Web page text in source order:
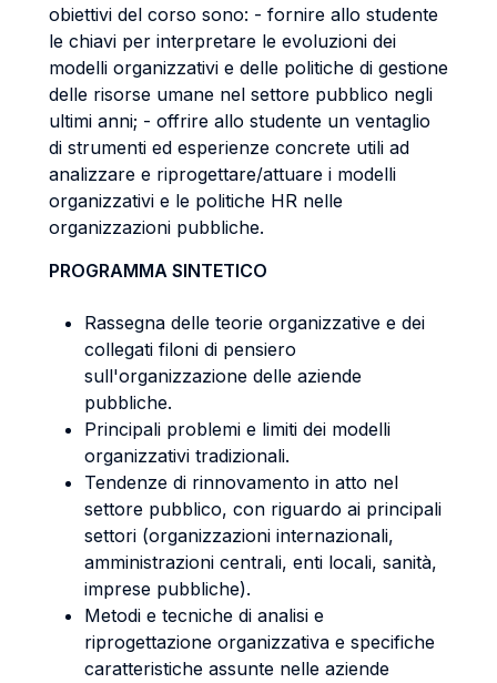
obiettivi del corso sono: - fornire allo studente
le chiavi per interpretare le evoluzioni dei
modelli organizzativi e delle politiche di gestione
delle risorse umane nel settore pubblico negli
ultimi anni; - offrire allo studente un ventaglio
di strumenti ed esperienze concrete utili ad
analizzare e riprogettare/attuare i modelli
organizzativi e le politiche HR nelle
organizzazioni pubbliche.
PROGRAMMA SINTETICO
Rassegna delle teorie organizzative e dei
collegati filoni di pensiero
sull'organizzazione delle aziende
pubbliche.
Principali problemi e limiti dei modelli
organizzativi tradizionali.
Tendenze di rinnovamento in atto nel
settore pubblico, con riguardo ai principali
settori (organizzazioni internazionali,
amministrazioni centrali, enti locali, sanità,
imprese pubbliche).
Metodi e tecniche di analisi e
riprogettazione organizzativa e specifiche
caratteristiche assunte nelle aziende